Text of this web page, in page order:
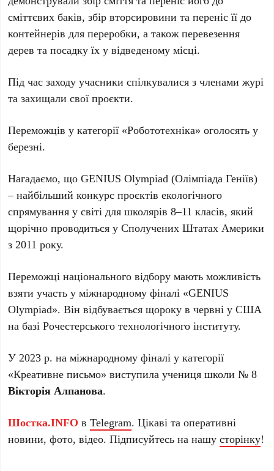
сміттєвих баків, збір вторсировини та переніс її до
контейнерів для переробки, а також перевезення
дерев та посадку їх у відведеному місці.
Під час заходу учасники спілкувалися з членами журі
та захищали свої проєкти.
Переможців у категорії «Робототехніка» оголосять у
березні.
Нагадаємо, що GENIUS Olympiad (Олімпіада Геніїв)
– найбільший конкурс проєктів екологічного
спрямування у світі для школярів 8–11 класів, який
щорічно проводиться у Сполучених Штатах Америки
з 2011 року.
Переможці національного відбору мають можливість
взяти участь у міжнародному фіналі «GENIUS
Olympiad». Він відбувається щороку в червні у США
на базі Рочестерського технологічного інституту.
У 2023 р. на міжнародному фіналі у категорії
«Креативне письмо» виступила учениця школи № 8
Вікторія Алпанова.
Шостка.INFO вTelegram. Цікаві та оперативні
новини, фото, відео. Підписуйтесь на нашусторінку!